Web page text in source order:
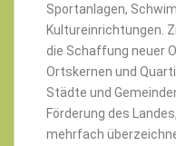
Sportanlagen,
Kultureinrichtungen.
die Schaffung neuer
Ortskernen und
Städte und
Förderung des
mehrfach